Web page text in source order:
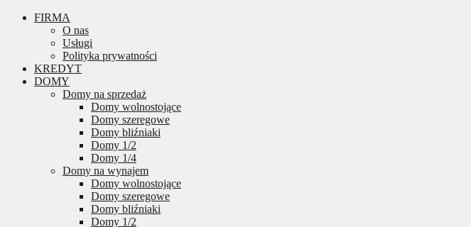
FIRMA
O nas
Usługi
Polityka prywatności
KREDYT
DOMY
Domy na sprzedaż
Domy wolnostojące
Domy szeregowe
Domy bliźniaki
Domy 1/2
Domy 1/4
Domy na wynajem
Domy wolnostojące
Domy szeregowe
Domy bliźniaki
Domy 1/2